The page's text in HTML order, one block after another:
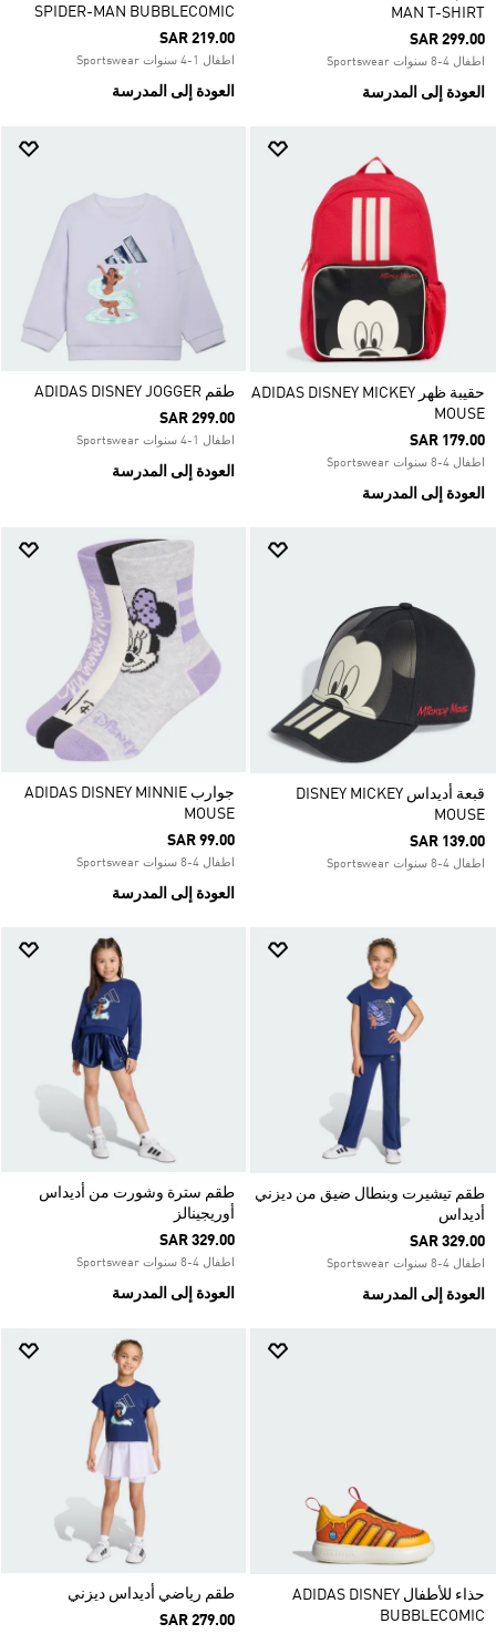
MAN T-SHIRT
SAR 299.00
اطفال 4-8 سنوات Sportswear
العودة إلى المدرسة
SPIDER-MAN BUBBLECOMIC
SAR 219.00
اطفال 1-4 سنوات Sportswear
العودة إلى المدرسة
حقيبة ظهر ADIDAS DISNEY MICKEY
MOUSE
SAR 179.00
اطفال 4-8 سنوات Sportswear
العودة إلى المدرسة
طقم ADIDAS DISNEY JOGGER
SAR 299.00
اطفال 1-4 سنوات Sportswear
العودة إلى المدرسة
قبعة أديداس DISNEY MICKEY
MOUSE
SAR 139.00
اطفال 4-8 سنوات Sportswear
جوارب ADIDAS DISNEY MINNIE
MOUSE
SAR 99.00
اطفال 4-8 سنوات Sportswear
العودة إلى المدرسة
طقم تيشيرت وبنطال ضيق من ديزني
أديداس
SAR 329.00
اطفال 4-8 سنوات Sportswear
العودة إلى المدرسة
طقم سترة وشورت من أديداس
أوريجينالز
SAR 329.00
اطفال 4-8 سنوات Sportswear
العودة إلى المدرسة
حذاء للأطفال ADIDAS DISNEY
BUBBLECOMIC
طقم رياضي أديداس ديزني
SAR 279.00